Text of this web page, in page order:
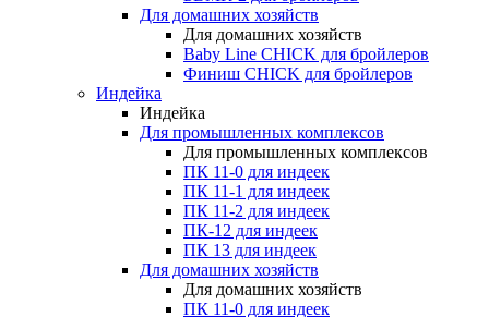
Для домашних хозяйств
Для домашних хозяйств
Baby Line CHICK для бройлеров
Финиш CHICK для бройлеров
Индейка
Индейка
Для промышленных комплексов
Для промышленных комплексов
ПК 11-0 для индеек
ПК 11-1 для индеек
ПК 11-2 для индеек
ПК-12 для индеек
ПК 13 для индеек
Для домашних хозяйств
Для домашних хозяйств
ПК 11-0 для индеек